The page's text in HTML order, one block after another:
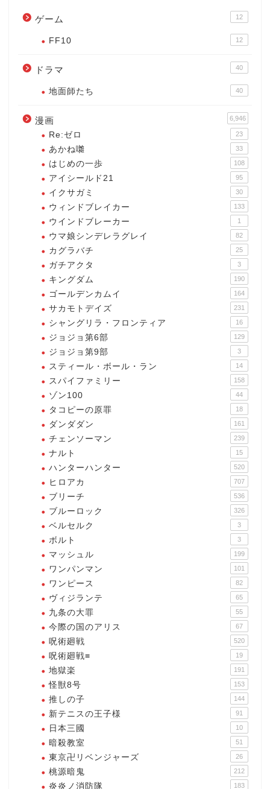
ゲーム 12
FF10 12
ドラマ 40
地面師たち 40
漫画 6,946
Re:ゼロ 23
あかね囃 33
はじめの一歩 108
アイシールド21 95
イクサガミ 30
ウィンドブレイカー 133
ウインドブレーカー 1
ウマ娘シンデレラグレイ 82
カグラバチ 25
ガチアクタ 3
キングダム 190
ゴールデンカムイ 164
サカモトデイズ 231
シャングリラ・フロンティア 16
ジョジョ第6部 129
ジョジョ第9部 3
スティール・ボール・ラン 14
スパイファミリー 158
ゾン100 44
タコピーの原罪 18
ダンダダン 161
チェンソーマン 239
ナルト 15
ハンターハンター 520
ヒロアカ 707
ブリーチ 536
ブルーロック 326
ベルセルク 3
ボルト 3
マッシュル 199
ワンパンマン 101
ワンピース 82
ヴィジランテ 65
九条の大罪 55
今際の国のアリス 67
呪術廻戦 520
呪術廻戦≡ 19
地獄楽 191
怪獣8号 153
推しの子 144
新テニスの王子様 91
日本三國 10
暗殺教室 51
東京卍リベンジャーズ 26
桃源暗鬼 212
炎炎ノ消防隊 183